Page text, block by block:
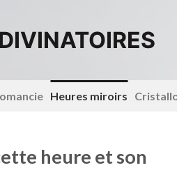
Heures miroirs
heure et son